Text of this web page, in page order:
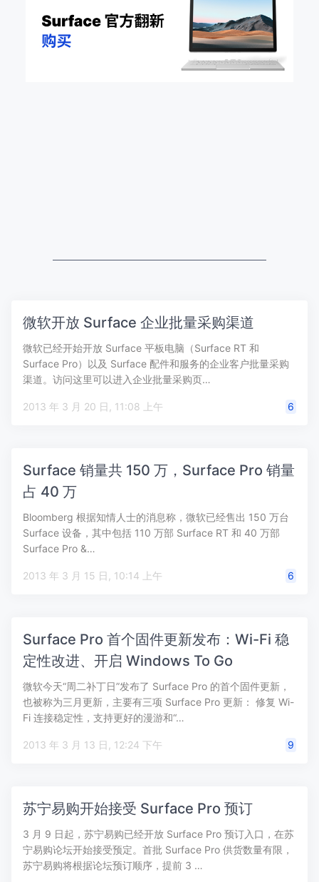
微软开放 Surface 企业批量采购渠道
微软已经开始开放 Surface 平板电脑（Surface RT 和
Surface Pro）以及 Surface 配件和服务的企业客户批量采购
渠道。访问这里可以进入企业批量采购页…
2013 年 3 月 20 日, 11:08 上午 6
Surface 销量共 150 万，Surface Pro 销量
占 40 万
Bloomberg 根据知情人士的消息称，微软已经售出 150 万台
Surface 设备，其中包括 110 万部 Surface RT 和 40 万部
Surface Pro &…
2013 年 3 月 15 日, 10:14 上午 6
Surface Pro 首个固件更新发布：Wi-Fi 稳
定性改进、开启 Windows To Go
微软今天“周二补丁日”发布了 Surface Pro 的首个固件更新，
也被称为三月更新，主要有三项 Surface Pro 更新： 修复 Wi-
Fi 连接稳定性，支持更好的漫游和“…
2013 年 3 月 13 日, 12:24 下午 9
苏宁易购开始接受 Surface Pro 预订
3 月 9 日起，苏宁易购已经开放 Surface Pro 预订入口，在苏
宁易购论坛开始接受预定。首批 Surface Pro 供货数量有限，
苏宁易购将根据论坛预订顺序，提前 3 …